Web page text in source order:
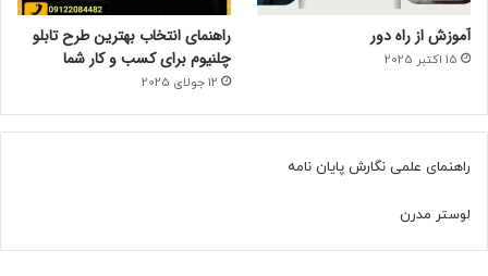
آموزش از راه دور
15 اکتبر 2025
راهنمای انتخاب بهترین طرح تابلو
چلنیوم برای کسب و کار شما
12 جولای 2025
راهنمای علمی نگارش پایان نامه
لوستر مدرن